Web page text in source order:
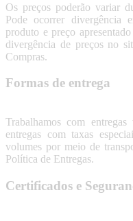
Os preços poderão variar
Pode ocorrer divergência
produto e preço
divergência de preços no
Compras.
Formas de entrega
Trabalhamos com
entregas com taxas
volumes por meio de
Política de Entregas.
Certificados e